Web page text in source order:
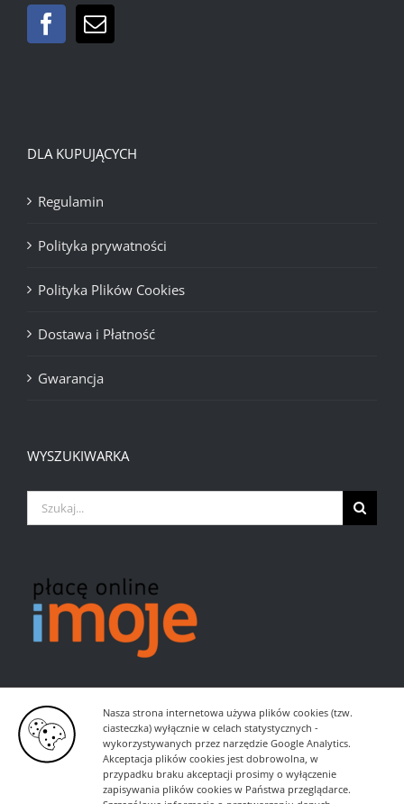
Nasza strona internetowa używa plików cookies (tzw.
ciasteczka) wyłącznie w celach statystycznych -
wykorzystywanych przez narzędzie Google Analytics.
Akceptacja plików cookies jest dobrowolna, w
przypadku braku akceptacji prosimy o wyłączenie
zapisywania plików cookies w Państwa przeglądarce.
DLA KUPUJĄCYCH
Regulamin
Polityka prywatności
Polityka Plików Cookies
Dostawa i Płatność
Gwarancja
WYSZUKIWARKA
Szukaj